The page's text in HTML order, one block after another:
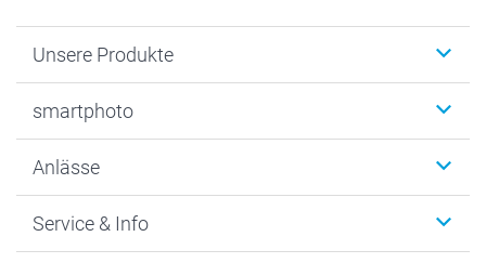
Unsere Produkte
Fotogeschenke
MyNameBook
Fotoabzüge, Fotos als Buch & Poster
smartphoto
Warum smartphoto
Datenschutz
Anlässe
Neujahr
Service & Info